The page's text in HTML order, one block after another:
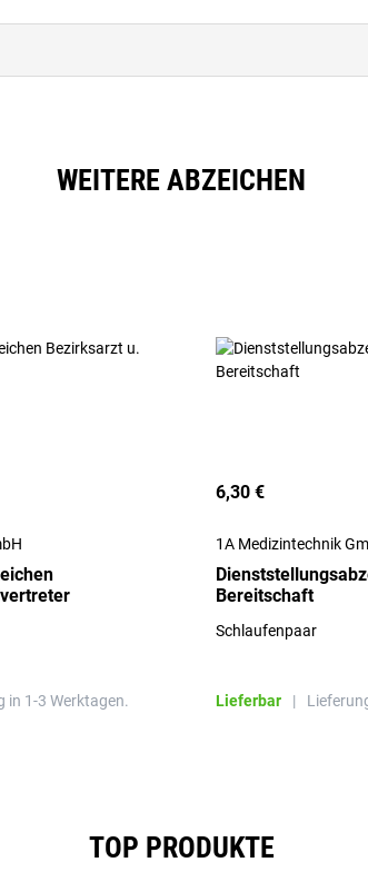
WEITERE ABZEICHEN
in 1-3 Werktagen.
6,30 €
1A Medizintechnik
Bereitschaft
Schlaufenpaar
Lieferbar |
TOP PRODUKTE